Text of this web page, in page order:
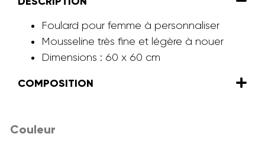
Foulard pour femme à personnaliser
Mousseline très fine et légère à nouer
Dimensions : 60 x 60 cm
COMPOSITION
Couleur